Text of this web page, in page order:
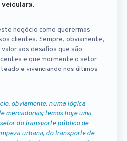
veicular».
negócio como querermos
clientes. Sempre, obviamente,
aos desafios que são
e que mormente o setor
e vivenciando nos últimos
obviamente, numa lógica
mercadorias; temos hoje uma
do transporte público de
urbana, do transporte de